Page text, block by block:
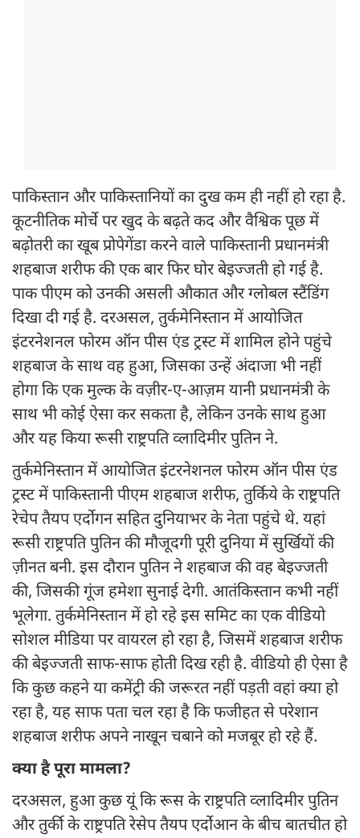
पाकिस्तान और पाकिस्तानियों का दुख कम ही नहीं हो रहा है.
कूटनीतिक मोर्चे पर खुद के बढ़ते कद और वैश्विक पूछ में
बढ़ोतरी का खूब प्रोपेगेंडा करने वाले पाकिस्तानी प्रधानमंत्री
शहबाज शरीफ की एक बार फिर घोर बेइज्जती हो गई है.
पाक पीएम को उनकी असली औकात और ग्लोबल स्टैंडिंग
दिखा दी गई है. दरअसल, तुर्कमेनिस्तान में आयोजित
इंटरनेशनल फोरम ऑन पीस एंड ट्रस्ट में शामिल होने पहुंचे
शहबाज के साथ वह हुआ, जिसका उन्हें अंदाजा भी नहीं
होगा कि एक मुल्क के वज़ीर-ए-आज़म यानी प्रधानमंत्री के
साथ भी कोई ऐसा कर सकता है, लेकिन उनके साथ हुआ
और यह किया रूसी राष्ट्रपति व्लादिमीर पुतिन ने.
तुर्कमेनिस्तान में आयोजित इंटरनेशनल फोरम ऑन पीस एंड
ट्रस्ट में पाकिस्तानी पीएम शहबाज शरीफ, तुर्किये के राष्ट्रपति
रेचेप तैयप एर्दोगन सहित दुनियाभर के नेता पहुंचे थे. यहां
रूसी राष्ट्रपति पुतिन की मौजूदगी पूरी दुनिया में सुर्खियों की
ज़ीनत बनी. इस दौरान पुतिन ने शहबाज की वह बेइज्जती
की, जिसकी गूंज हमेशा सुनाई देगी. आतंकिस्तान कभी नहीं
भूलेगा. तुर्कमेनिस्तान में हो रहे इस समिट का एक वीडियो
सोशल मीडिया पर वायरल हो रहा है, जिसमें शहबाज शरीफ
की बेइज्जती साफ-साफ होती दिख रही है. वीडियो ही ऐसा है
कि कुछ कहने या कमेंट्री की जरूरत नहीं पड़ती वहां क्या हो
रहा है, यह साफ पता चल रहा है कि फजीहत से परेशान
शहबाज शरीफ अपने नाखून चबाने को मजबूर हो रहे हैं.
क्या है पूरा मामला?
दरअसल, हुआ कुछ यूं कि रूस के राष्ट्रपति व्लादिमीर पुतिन
और तुर्की के राष्ट्रपति रेसेप तैयप एर्दोआन के बीच बातचीत हो